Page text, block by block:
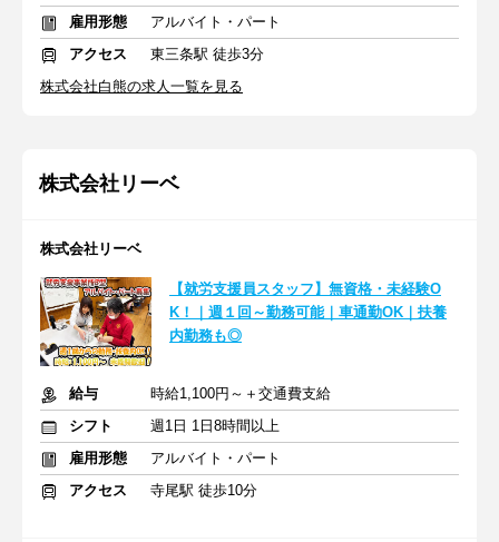
雇用形態
アルバイト・パート
アクセス
東三条駅 徒歩3分
株式会社白熊の求人一覧を見る
株式会社リーベ
株式会社リーベ
【就労支援員スタッフ】無資格・未経験O
K！｜週１回～勤務可能｜車通勤OK｜扶養
内勤務も◎
給与
時給1,100円～＋交通費支給
シフト
週1日 1日8時間以上
雇用形態
アルバイト・パート
アクセス
寺尾駅 徒歩10分